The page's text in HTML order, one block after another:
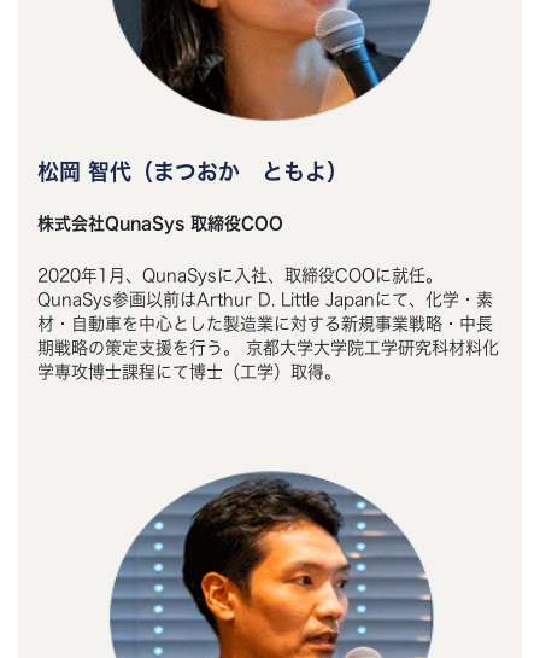
松岡 智代（まつおか ともよ）
株式会社QunaSys 取締役COO
2020年1月、QunaSysに入社、取締役COOに就任。
QunaSys参画以前はArthur D. Little Japanにて、化学・素
材・自動車を中心とした製造業に対する新規事業戦略・中長
期戦略の策定支援を行う。 京都大学大学院工学研究科材料化
学専攻博士課程にて博士（工学）取得。